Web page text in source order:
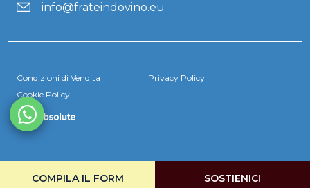
info@frateindovino.eu
Condizioni di Vendita
Privacy Policy
Cookie Policy
COMPILA IL FORM SOSTIENICI